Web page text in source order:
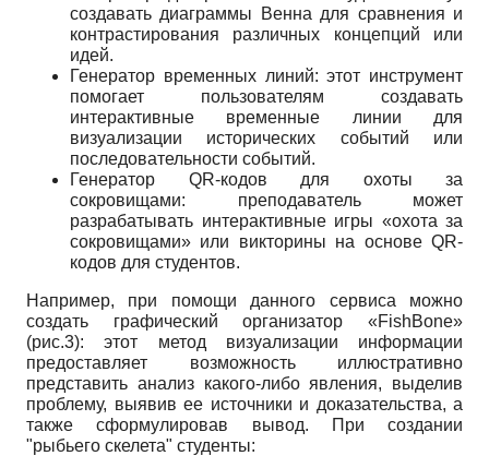
создавать диаграммы Венна для сравнения и
контрастирования различных концепций или
идей.
Генератор временных линий: этот инструмент
помогает пользователям создавать
интерактивные временные линии для
визуализации исторических событий или
последовательности событий.
Генератор QR-кодов для охоты за
сокровищами: преподаватель может
разрабатывать интерактивные игры «охота за
сокровищами» или викторины на основе QR-
кодов для студентов.
Например, при помощи данного сервиса можно
создать графический организатор «FishBone»
(рис.3): этот метод визуализации информации
предоставляет возможность иллюстративно
представить анализ какого-либо явления, выделив
проблему, выявив ее источники и доказательства, а
также сформулировав вывод. При создании
"рыбьего скелета" студенты: